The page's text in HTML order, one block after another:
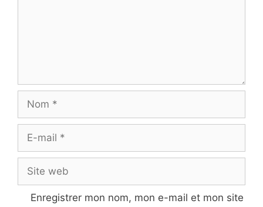
mail
web
Enregistrer mon nom, mon e-mail et mon site